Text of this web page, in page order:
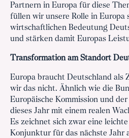
Partnern in Europa für diese
füllen wir unsere Rolle in Europa
wirtschaftlichen Bedeutung
und stärken damit Europas
Transformation am Standort
Europa braucht Deutschland als
wir das nicht. Ähnlich wie die
Europäische Kommission und
dieses Jahr mit einem realen
Es zeichnet sich zwar eine
Konjunktur für das nächste Jahr